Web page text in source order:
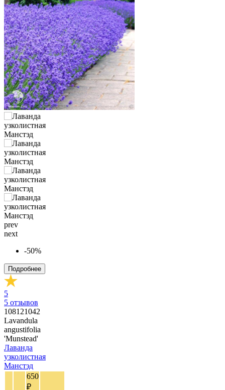
prev
next
-50%
Подробнее
5
5 отзывов
108121042
Lavandula
angustifolia
'Munstead'
Лаванда
узколистная
Манстэд
650
₽